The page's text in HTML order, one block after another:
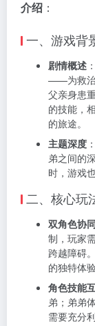
介绍 ：
一、游戏背
剧情概述
——为救治
父亲身患
的技能，
的旅途。
主题深度
弟之间的
时，游戏
二、核心玩
双角色协
制，玩家
跨越障碍
的独特体验
角色技能
弟；弟弟
需要充分